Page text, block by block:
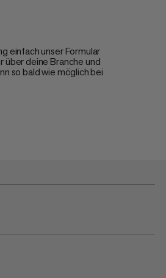
einfach unser Formular
über deine Branche und
so bald wie möglich bei